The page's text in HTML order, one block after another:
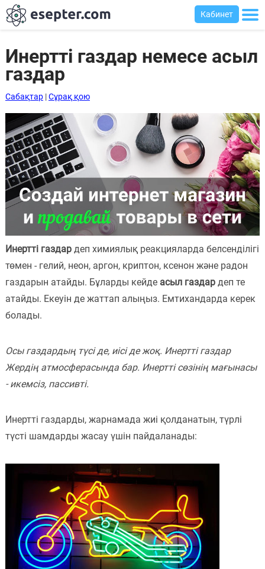
Сабақтар
тақтасы
Кіру
Қазақша-
ағылшынша
сөздік
Ағылшынша-
қазақша
сөздік
Пәндер
Тіркелу
Кабинет
Инертті газдар немесе асыл
газдар
Сабақтар|Сұрақ қою
Инертті газдардеп химиялық реакцияларда белсенділігі
төмен - гелий, неон, аргон, криптон, ксенон және радон
газдарын атайды. Бұларды кейде асыл газдардеп те
атайды. Екеуін де жаттап алыңыз. Емтихандарда керек
болады.
Осы газдардың түсі де, иісі де жоқ. Инертті газдар
Жердің атмосферасында бар. Инертті сөзінің мағынасы
- икемсіз, пассивті.
Инертті газдарды, жарнамада жиі қолданатын, түрлі
түсті шамдарды жасау үшін пайдаланады: